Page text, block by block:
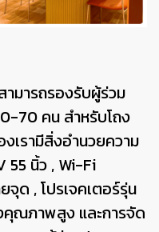
ามารถรองรับผู้ร่วม
70 คน สำหรับโถง
เรามีสิ่งอำนวยความ
55 นิ้ว , Wi-Fi
จุด , โปรเจคเตอร์รุ่น
คุณภาพสูง และการจัด